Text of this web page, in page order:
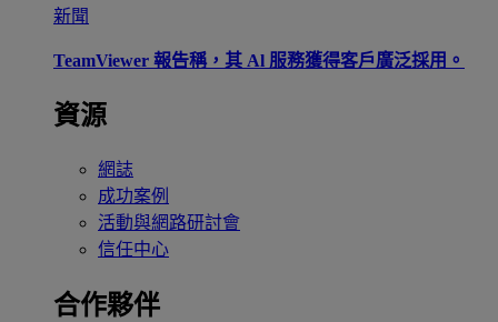
新聞
TeamViewer 報告稱，其 Al 服務獲得客戶廣泛採用。
資源
網誌
成功案例
活動與網路研討會
信任中心
合作夥伴